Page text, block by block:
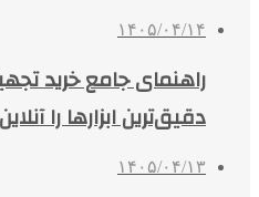
۱۴۰۵/۰۴/۱۴
راهنمای جامع خرید
دقیق‌ترین ابزارها را
۱۴۰۵/۰۴/۱۳